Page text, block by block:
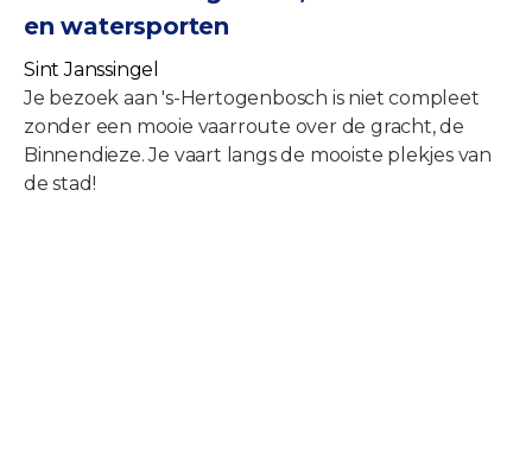
en watersporten
Sint Janssingel
Je bezoek aan 's-Hertogenbosch is niet compleet
zonder een mooie vaarroute over de gracht, de
Binnendieze. Je vaart langs de mooiste plekjes van
de stad!